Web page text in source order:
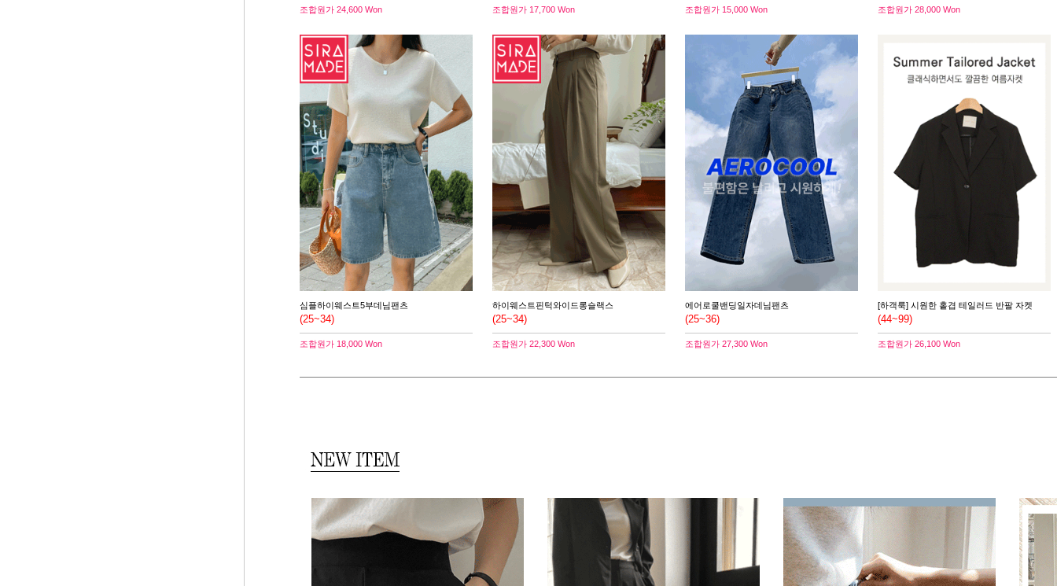
조합원가 24,600 Won 조합원가 17,700 Won 조합원가 15,000 Won 조합원가 28,000 Won
심플하이웨스트5부데님팬츠
(25~34)
조합원가 18,000 Won
하이웨스트핀턱와이드롱슬랙스
(25~34)
조합원가 22,300 Won
에어로쿨밴딩일자데님팬츠
(25~36)
조합원가 27,300 Won
[하객룩] 시원한 홑겹 테일러드 반팔 자켓
(44~99)
조합원가 26,100 Won